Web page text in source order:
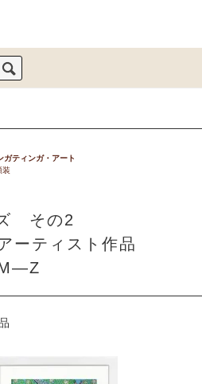
ガティンガ・アート
装
その2
ーティスト作品